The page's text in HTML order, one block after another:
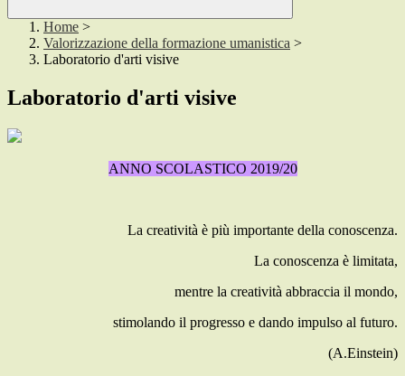
Home >
Valorizzazione della formazione umanistica >
Laboratorio d'arti visive
Laboratorio d'arti visive
ANNO SCOLASTICO 2019/20
La creatività è più importante della conoscenza.
La conoscenza è limitata,
mentre la creatività abbraccia il mondo,
stimolando il progresso e dando impulso al futuro.
(A.Einstein)